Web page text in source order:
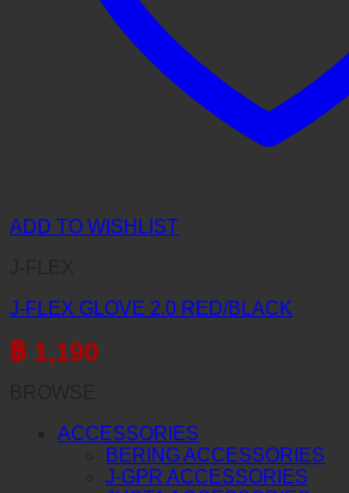
ADD TO WISHLIST
J-FLEX GLOVE 2.0 RED/BLACK
฿ 1,190
ACCESSORIES
BERING ACCESSORIES
J-GPR ACCESSORIES